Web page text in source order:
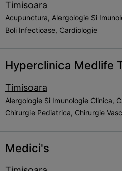
Timisoara
Acupunctura, Alergologie Si
Boli Infectioase, Cardiologie
Hyperclinica Medlife
Timisoara
Alergologie Si Imunologie Clinica,
Chirurgie Pediatrica, Chirurgie
Medici's